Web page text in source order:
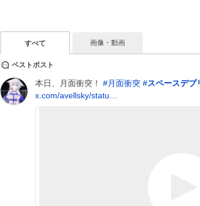
すべて 画像・動画
ベストポスト
本日、月面衝突！ #月面衝突 #スペースデブ
x.com/avellsky/statu…